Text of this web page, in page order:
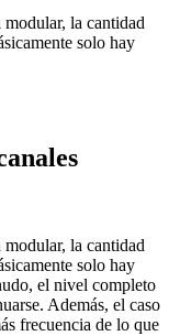
modular, la cantidad
solo hay
modular, la cantidad
solo hay
el nivel completo
Además, el caso
frecuencia de lo que